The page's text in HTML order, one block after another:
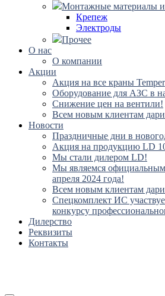
Монтажные материалы и
Крепеж
Электроды
Прочее
О нас
О компании
Акции
Акция на все краны Temper
Оборудование для АЗС в
Снижение цен на вентили!
Всем новым клиентам
Новости
Праздничные дни в
Акция на продукцию LD
Мы стали дилером LD!
Мы являемся
апреля 2024 года!
Всем новым клиентам
Спецкомплект ИС
конкурсу
Дилерство
Реквизиты
Контакты